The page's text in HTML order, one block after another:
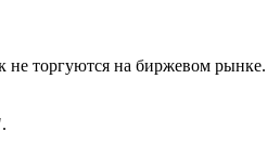
торгуются на биржевом рынке.